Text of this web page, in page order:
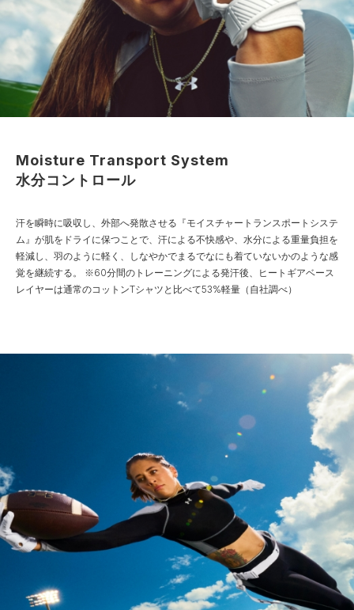
Moisture Transport System
水分コントロール
汗を瞬時に吸収し、外部へ発散させる『モイスチャートランスポートシステ
ム』が肌をドライに保つことで、汗による不快感や、水分による重量負担を
軽減し、羽のように軽く、しなやかでまるでなにも着ていないかのような感
覚を継続する。
※60分間のトレーニングによる発汗後、ヒートギアベース
レイヤーは通常のコットンTシャツと比べて53%軽量（自社調べ）